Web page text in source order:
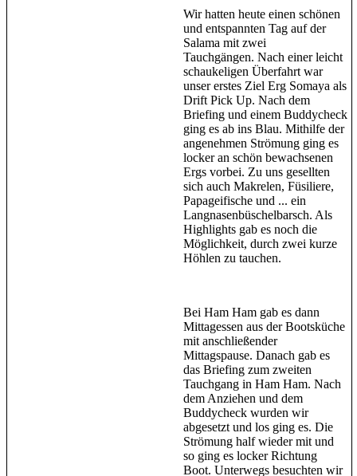
Wir hatten heute einen schönen
und entspannten Tag auf der
Salama mit zwei
Tauchgängen. Nach einer leicht
schaukeligen Überfahrt war
unser erstes Ziel Erg Somaya als
Drift Pick Up. Nach dem
Briefing und einem Buddycheck
ging es ab ins Blau. Mithilfe der
angenehmen Strömung ging es
locker an schön bewachsenen
Ergs vorbei. Zu uns gesellten
sich auch Makrelen, Füsiliere,
Papageifische und ... ein
Langnasenbüschelbarsch. Als
Highlights gab es noch die
Möglichkeit, durch zwei kurze
Höhlen zu tauchen.
Bei Ham Ham gab es dann
Mittagessen aus der Bootsküche
mit anschließender
Mittagspause. Danach gab es
das Briefing zum zweiten
Tauchgang in Ham Ham. Nach
dem Anziehen und dem
Buddycheck wurden wir
abgesetzt und los ging es. Die
Strömung half wieder mit und
so ging es locker Richtung
Boot. Unterwegs besuchten wir